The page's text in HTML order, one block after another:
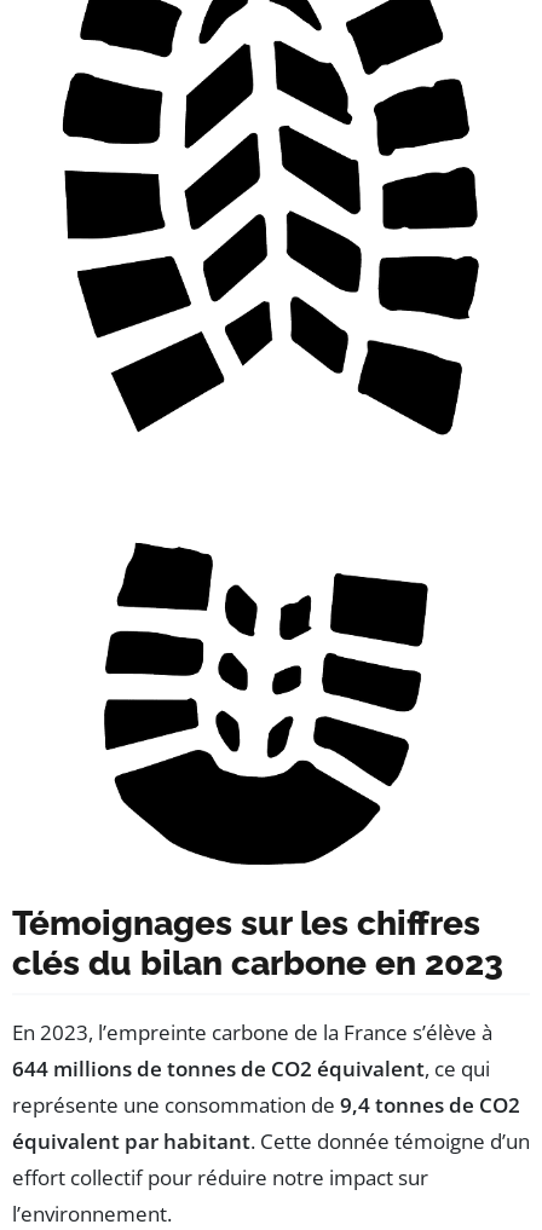
Témoignages sur les chiffres
clés du bilan carbone en 2023
En 2023, l’empreinte carbone de la France s’élève à
644 millions de tonnes de CO2 équivalent, ce qui
représente une consommation de 9,4 tonnes de CO2
équivalent par habitant. Cette donnée témoigne d’un
effort collectif pour réduire notre impact sur
l’environnement.